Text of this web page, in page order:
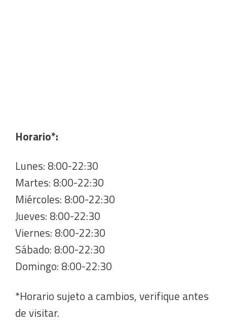
Horario*:
Lunes: 8:00-22:30
Martes: 8:00-22:30
Miércoles: 8:00-22:30
Jueves: 8:00-22:30
Viernes: 8:00-22:30
Sábado: 8:00-22:30
Domingo: 8:00-22:30
*Horario sujeto a cambios, verifique antes
de visitar.